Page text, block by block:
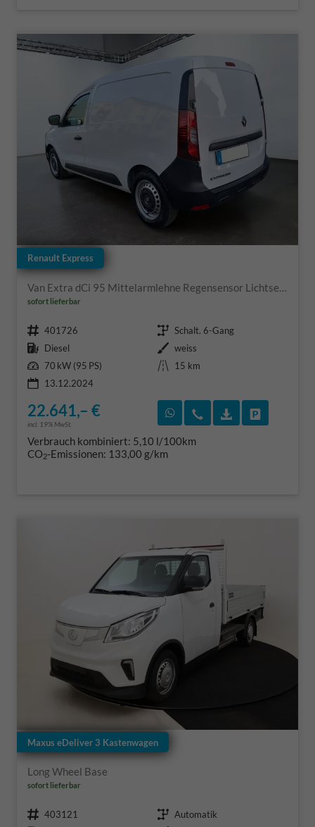
Renault Express
Van Extra dCi 95 Mittelarmlehne Regensensor Lichtsensor Einparkhilfe Nebenscheinwerfer Tempomat Laderaumboden Sitzheizung
sofort lieferbar
Fahrzeugnr. 401726 Getriebe Schalt. 6-Gang
Kraftstoff Diesel Außenfarbe weiss
Leistung 70 kW (95 PS) Kilometerstand
15 km
13.12.2024
22.641,– €
incl. 19% MwSt.
Rückruf vereinbaren
Wir rufen Sie an
Verbrauch kombiniert: 5,10 l/100km
CO2-Emissionen: 133,00 g/km
Maxus eDeliver 3 Kastenwagen
Long Wheel Base
sofort lieferbar
Fahrzeugnr. 403121 Getriebe Automatik